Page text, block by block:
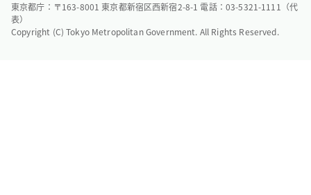
東京都庁：〒163-8001 東京都新宿区西新宿2-8-1 電話：03-5321-1111（代
表）
Copyright (C) Tokyo Metropolitan Government. All Rights Reserved.